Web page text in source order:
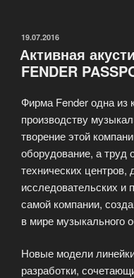
ОПУБЛИКОВАНО
19.07.2016
Активная
FENDER
Фирма Fender одна из
производству
творение этой
оборудование, а труд
технических центров,
исследовательских и
самой компании,
в мире музыкального
Новые модели
разработки,